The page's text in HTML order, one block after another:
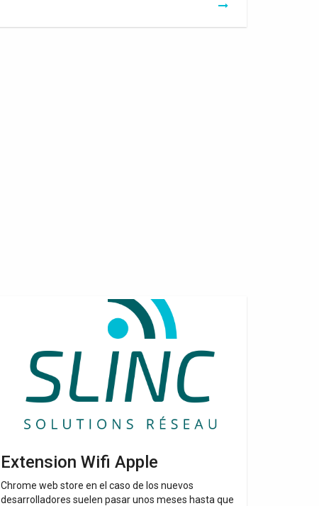
Extension Wifi Apple
Chrome web store en el caso de los nuevos
desarrolladores suelen pasar unos meses hasta que